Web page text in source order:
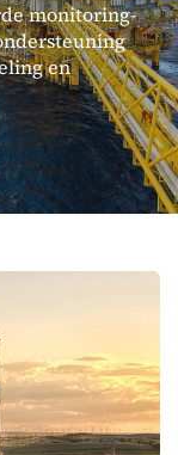
monitoring-
en